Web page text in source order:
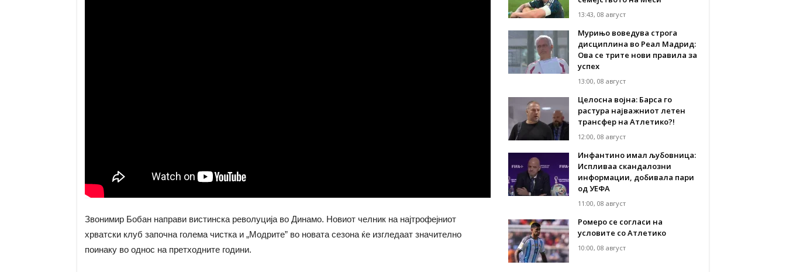
Звонимир Бобан направи вистинска револуција во Динамо. Новиот челник на најтрофејниот
хрватски клуб започна голема чистка и „Модрите” во новата сезона ќе изгледаат значително
поинаку во однос на претходните години.
13:43, 08 август
Мурињо воведува строга
дисциплина во Реал Мадрид:
Ова се трите нови правила за
успех
13:00, 08 август
Целосна војна: Барса го
растура најважниот летен
трансфер на Атлетико?!
12:00, 08 август
Инфантино имал љубовница:
Испливаа скандалозни
информации, добивала пари
од УЕФА
11:00, 08 август
Ромеро се согласи на
условите со Атлетико
10:00, 08 август